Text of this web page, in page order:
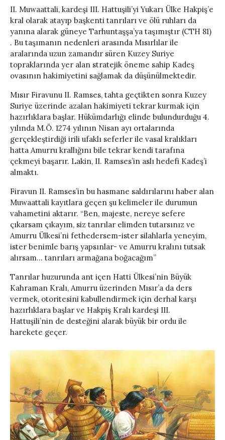
II. Muwaattali, kardeşi III. Hattuşili’yi Yukarı Ülke Hakpiş’e
kral olarak atayıp başkenti tanrıları ve ölü ruhları da
yanına alarak güneye Tarhuntaşşa’ya taşımıştır (CTH 81)
. Bu taşımanın nedenleri arasında Mısırlılar ile
aralarında uzun zamandır süren Kuzey Suriye
topraklarında yer alan stratejik öneme sahip Kadeş
ovasının hakimiyetini sağlamak da düşünülmektedir.
Mısır Firavunu II. Ramses, tahta geçtikten sonra Kuzey
Suriye üzerinde azalan hakimiyeti tekrar kurmak için
hazırlıklara başlar. Hükümdarlığı elinde bulundurduğu 4.
yılında M.Ö. 1274 yılının Nisan ayı ortalarında
gerçekleştirdiği irili ufaklı seferler ile vasal kralıkları
hatta Amurru krallığını bile tekrar kendi tarafına
çekmeyi başarır. Lakin, II. Ramses’in aslı hedefi Kadeş’i
almaktı.
Firavun II. Ramses’in bu hasmane saldırılarını haber alan
Muwaattali kayıtlara geçen şu kelimeler ile durumun
vahametini aktarır. “Ben, majeste, nereye sefere
çıkarsam çıkayım, siz tanrılar elimden tutarsınız ve
Amurru Ülkesi’ni fethedersem-ister silahlarla yeneyim,
ister benimle barış yapsınlar- ve Amurru kralını tutsak
alırsam… tanrıları armağana boğacağım”
Tanrılar huzurunda ant içen Hatti Ülkesi’nin Büyük
Kahraman Kralı, Amurru üzerinden Mısır’a da ders
vermek, otoritesini kabullendirmek için derhal karşı
hazırlıklara başlar ve Hakpiş Kralı kardeşi III.
Hattuşili’nin de desteğini alarak büyük bir ordu ile
harekete geçer.